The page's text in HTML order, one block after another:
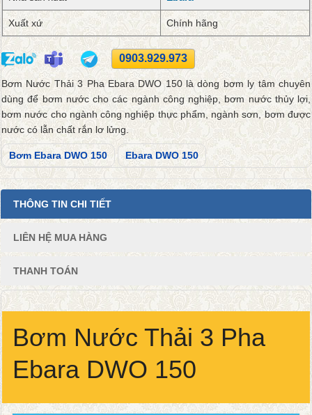
Xuất xứ Chính hãng
0903.929.973
Bơm Nước Thải 3 Pha Ebara DWO 150 là dòng bơm ly tâm chuyên
dùng để bơm nước cho các ngành công nghiệp, bơm nước thủy lợi,
bơm nước cho ngành công nghiệp thực phẩm, ngành sơn, bơm được
nước có lẫn chất rắn lơ lửng.
Bơm Ebara DWO 150 Ebara DWO 150
THÔNG TIN CHI TIẾT
LIÊN HỆ MUA HÀNG
THANH TOÁN
Bơm Nước Thải 3 Pha
Ebara DWO 150